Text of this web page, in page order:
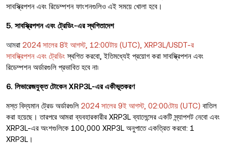
সাবস্ক্রিপশন এবং রিডেম্পশন ফাংশনগুলিও এই সময়ে খোলা হবে।
5. সাবস্ক্রিপশন এবং ট্রেডিং-এর স্থগিতাদেশ
আমরা 2024 সালের 8ই আগস্ট, 12:00টায় (UTC), XRP3L/USDT-র
সাবস্ক্রিপশন এবং ট্রেডিং স্থগিত করবো, ইতিমধ্যেই প্রয়োগ করা সাবস্ক্রিপশন এবং
রিডেম্পশন অর্ডারগুলি প্রভাবিত হবে না৷
6. লিভারেজযুক্ত টোকেন XRP3L-এর একীভূতকরণ
মস্ত বিদ্যমান ট্রেড অর্ডারগুলি 2024 সালের 9ই আগস্ট, 02:00টোয় (UTC) বাতিল
করা হয়েছে। তারপরে আমরা ব্যবহারকারীর XRP3L ব্যালেন্সের একটি স্ন্যাপশট নেবো এবং
XRP3L-এর অংশগুলিকে 100,000 XRP3L অনুপাতে একত্রিত করবো: 1
XRP3L।